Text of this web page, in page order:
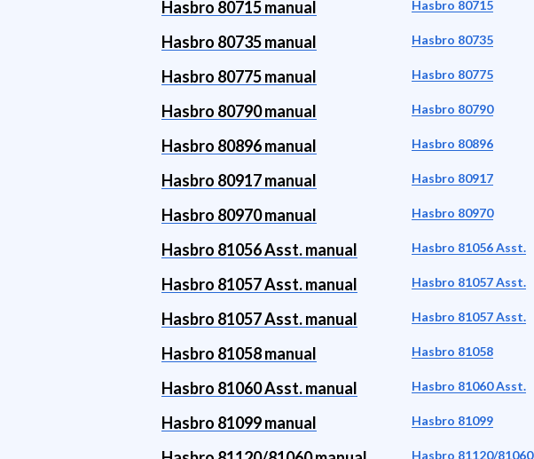
Hasbro 80715 manual Hasbro 80715
Hasbro 80735 manual Hasbro 80735
Hasbro 80775 manual Hasbro 80775
Hasbro 80790 manual Hasbro 80790
Hasbro 80896 manual Hasbro 80896
Hasbro 80917 manual Hasbro 80917
Hasbro 80970 manual Hasbro 80970
Hasbro 81056 Asst. manual Hasbro 81056 Asst.
Hasbro 81057 Asst. manual Hasbro 81057 Asst.
Hasbro 81057 Asst. manual Hasbro 81057 Asst.
Hasbro 81058 manual Hasbro 81058
Hasbro 81060 Asst. manual Hasbro 81060 Asst.
Hasbro 81099 manual Hasbro 81099
Hasbro 81120/81060